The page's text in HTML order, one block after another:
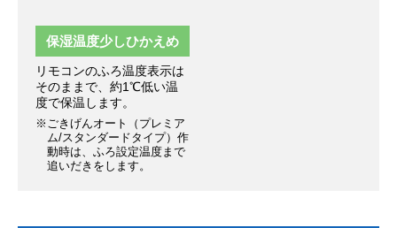
保湿温度少しひかえめ
リモコンのふろ温度表示は
そのままで、約1℃低い温
度で保温します。
※ごきげんオート（プレミア
ム/スタンダードタイプ）作
動時は、ふろ設定温度まで
追いだきをします。